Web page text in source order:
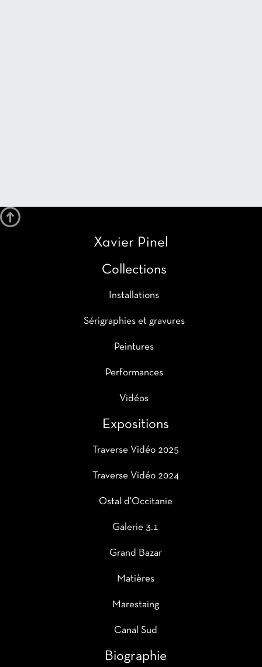
Xavier Pinel
Collections
Installations
Sérigraphies et gravures
Peintures
Performances
Vidéos
Expositions
Traverse Vidéo 2025
Traverse Vidéo 2024
Ostal d'Occitanie
Galerie 3.1
Grand Bazar
Matières
Marestaing
Canal Sud
Biographie